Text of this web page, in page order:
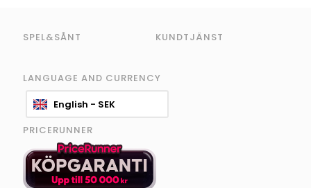
SPEL&SÅNT KUNDTJÄNST
LANGUAGE AND CURRENCY
English - SEK
PRICERUNNER